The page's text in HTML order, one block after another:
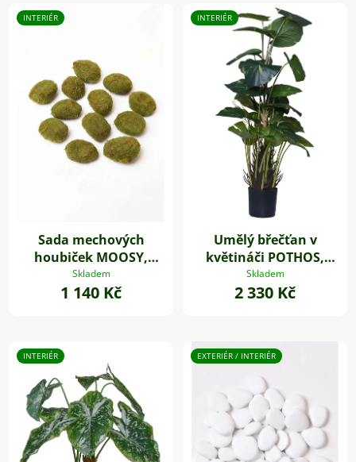
INTERIÉR
Sada mechových
houbiček MOOSY,
plast, zelená
Skladem
1 140 Kč
INTERIÉR
Umělý břečťan v
květináči POTHOS,
výška 85 cm, plast,
zelený
Skladem
2 330 Kč
INTERIÉR EXTERIÉR / INTERIÉR